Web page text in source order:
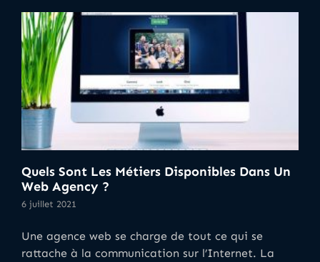
Quels Sont Les Métiers Disponibles Dans Un
Web Agency ?
6 juillet 2021
Une agence web se charge de tout ce qui se
rattache à la communication sur l’Internet. La